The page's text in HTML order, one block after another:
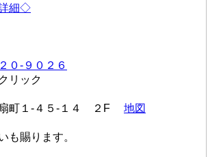
細◇
０-９０２６
リック
扇町１-４５-１４ ２F 地図
も賜ります。